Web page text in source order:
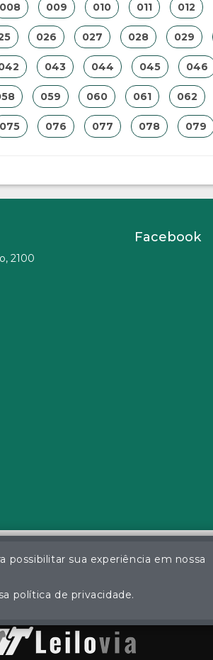
008 009 010 011 012
026 027 028 029
043 044 045 046
059 060 061 062
075 076 077 078 079
2100
Facebook
deste site poderá acarretar em
possibilitar sua experiência em nossa
política de privacidade.